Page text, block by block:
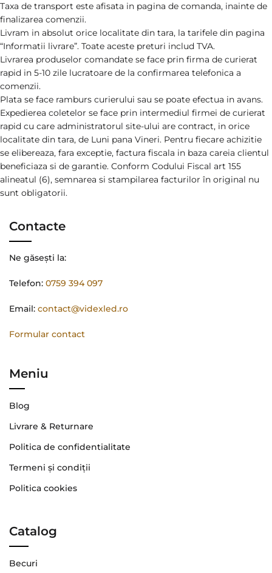
Taxa de transport este afisata in pagina de comanda, inainte de
finalizarea comenzii.
Livram in absolut orice localitate din tara, la tarifele din pagina
“Informatii livrare”. Toate aceste preturi includ TVA.
Livrarea produselor comandate se face prin firma de curierat
rapid in 5-10 zile lucratoare de la confirmarea telefonica a
comenzii.
Plata se face ramburs curierului sau se poate efectua in avans.
Expedierea coletelor se face prin intermediul firmei de curierat
rapid cu care administratorul site-ului are contract, in orice
localitate din tara, de Luni pana Vineri. Pentru fiecare achizitie
se elibereaza, fara exceptie, factura fiscala in baza careia clientul
beneficiaza si de garantie. Conform Codului Fiscal art 155
alineatul (6), semnarea si stampilarea facturilor în original nu
sunt obligatorii.
Contacte
Ne găsești la:
Telefon: 0759 394 097
Email: contact@videxled.ro
Formular contact
Meniu
Blog
Livrare & Returnare
Politica de confidentialitate
Termeni şi condiţii
Politica cookies
Catalog
Becuri